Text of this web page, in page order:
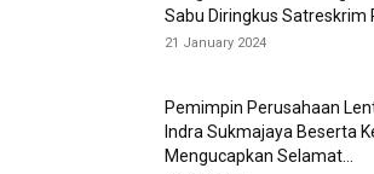
Sabu Diringkus Satreskrim
21 January 2024
Pemimpin Perusahaan
Indra Sukmajaya Beserta
Mengucapkan Selamat...